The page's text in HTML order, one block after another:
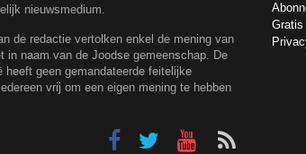
nieuwsmedium.
de redactie vertolken enkel de mening van
in naam van de Joodse gemeenschap. De
geen gemandateerde feitelijke
vrij om een eigen mening te hebben
Gratis